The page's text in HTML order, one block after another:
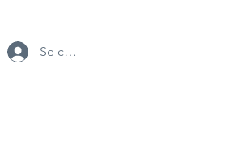
Se connecter